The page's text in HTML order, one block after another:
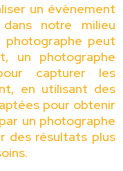
un évènement
notre milieu
photographe peut
un photographe
capturer les
en utilisant des
pour obtenir
un photographe
des résultats plus